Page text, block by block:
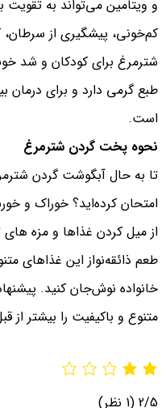
و ویتامین می‌تواند به
کم‌خونی، پیشگیری از
شترمرغ برای کودکان و شد
طبع گرمی دارد و برای درمان
است.
نحوه پخت گردن شترمرغ
تا به حال آبگوشت گردن
امتحان کرده‌اید؟ خوراک و
از میل کردن غذاها و مزه
طعم ذائقه‌نواز این غذاهای
خانواده نوش‌جان کنید.
متنوع و باکیفیت را بیشتر
2/5 (1 نظر)